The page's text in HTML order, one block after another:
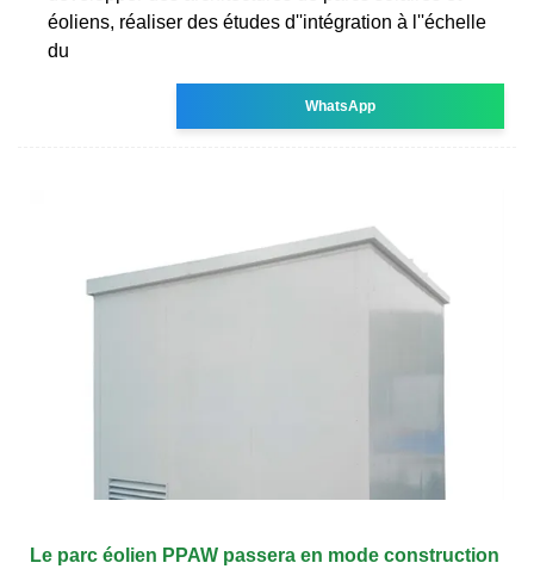
éoliens, réaliser des études d''intégration à l''échelle
du
WhatsApp
Le parc éolien PPAW passera en mode construction